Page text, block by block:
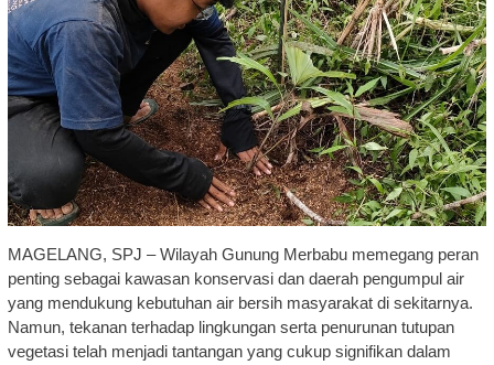
MAGELANG, SPJ – Wilayah Gunung Merbabu memegang peran
penting sebagai kawasan konservasi dan daerah pengumpul air
yang mendukung kebutuhan air bersih masyarakat di sekitarnya.
Namun, tekanan terhadap lingkungan serta penurunan tutupan
vegetasi telah menjadi tantangan yang cukup signifikan dalam